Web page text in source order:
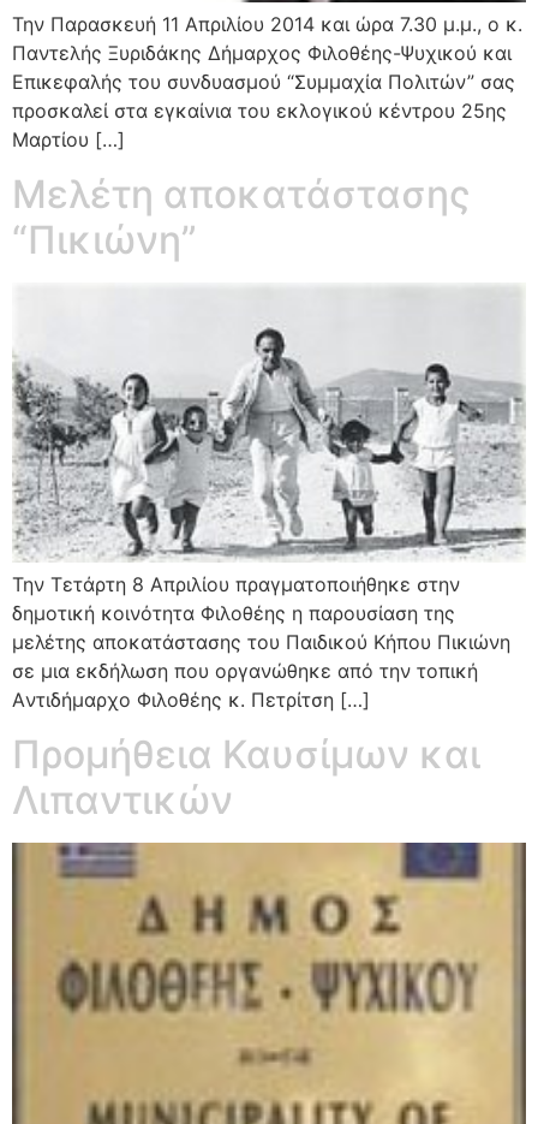
Την Παρασκευή 11 Απριλίου 2014 και ώρα 7.30 μ.μ., ο κ.
Παντελής Ξυριδάκης Δήμαρχος Φιλοθέης-Ψυχικού και
Επικεφαλής του συνδυασμού “Συμμαχία Πολιτών” σας
προσκαλεί στα εγκαίνια του εκλογικού κέντρου 25ης
Μαρτίου […]
Μελέτη αποκατάστασης
“Πικιώνη”
Την Τετάρτη 8 Απριλίου πραγματοποιήθηκε στην
δημοτική κοινότητα Φιλοθέης η παρουσίαση της
μελέτης αποκατάστασης του Παιδικού Κήπου Πικιώνη
σε μια εκδήλωση που οργανώθηκε από την τοπική
Aντιδήμαρχο Φιλοθέης κ. Πετρίτση […]
Προμήθεια Καυσίμων και
Λιπαντικών